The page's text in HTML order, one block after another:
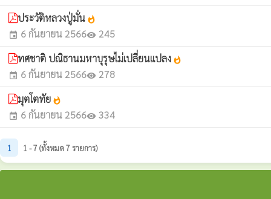
ประวัติหลวงปู่มั่น whatshot
event 6 กันยายน 2566visibility 245
ทศชาติ ปณิธานมหาบุรุษไม่เปลี่ยนแปลง whatshot
event 6 กันยายน 2566visibility 278
มุตโตทัย whatshot
event 6 กันยายน 2566visibility 334
1 1 - 7 (ทั้งหมด 7 รายการ)